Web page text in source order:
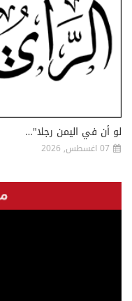
لو أن في اليمن رجلا"…
07 اغسطس, 2026